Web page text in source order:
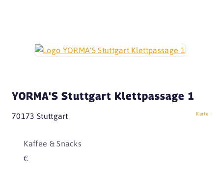
YORMA'S Stuttgart Klettpassage 1
70173 Stuttgart Karte
Kaffee & Snacks
€